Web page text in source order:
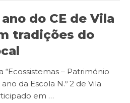
do CE de Vila
tradições do
– Património
da Escola N.º 2 de Vila
em …